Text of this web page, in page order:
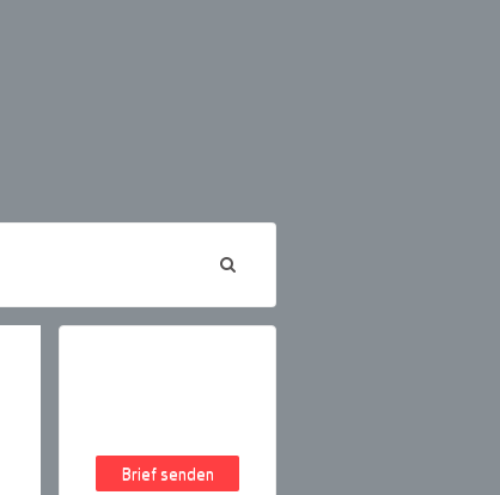
Brief senden